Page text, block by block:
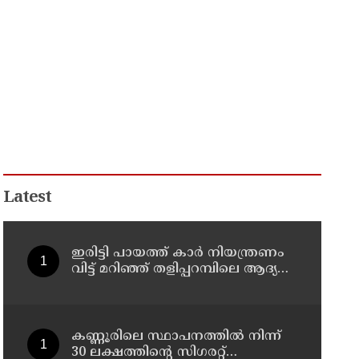
Latest
ഇരിട്ടി പായത്ത് കാർ നിയന്ത്രണം
വിട്ട് മറിഞ്ഞ് തളിപ്പറമ്പിലെ ആദ്യ
കണ്ണൂരിലെ സ്ഥാപനത്തിൽ നിന്ന്
30 ലക്ഷത്തിന്റെ സിഗരറ്റ്